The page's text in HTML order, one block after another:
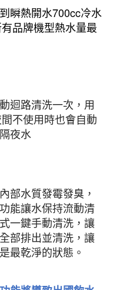
瞬熱開水700cc冷水
品牌機型熱水量最
迴路清洗一次，用
不使用時也會自動
夜水
部水質發霉發臭，
能讓水保持流動清
一鍵手動清洗，讓
部排出並清洗，讓
最乾淨的狀態。